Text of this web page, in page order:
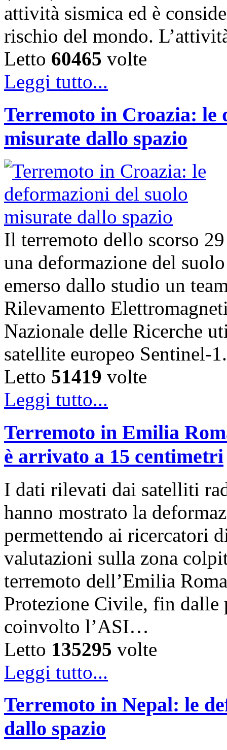
attività sismica ed è
rischio del mondo.
Letto 60465 volte
Leggi tutto...
Terremoto in Croazia: le
misurate dallo spazio
Il terremoto dello scorso
una deformazione del
emerso dallo studio un
Rilevamento
Nazionale delle Ricerche
satellite europeo
Letto 51419 volte
Leggi tutto...
Terremoto in Emilia
è arrivato a 15 centimetri
I dati rilevati dai satelliti
hanno mostrato la
permettendo ai ricercatori
valutazioni sulla zona
terremoto dell’Emilia
Protezione Civile, fin dalle
coinvolto l’ASI…
Letto 135295 volte
Leggi tutto...
Terremoto in Nepal: le
dallo spazio